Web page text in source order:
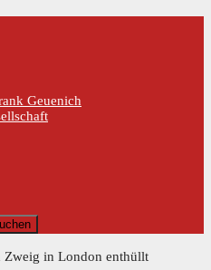
Geuenich
Zweig in London enthüllt